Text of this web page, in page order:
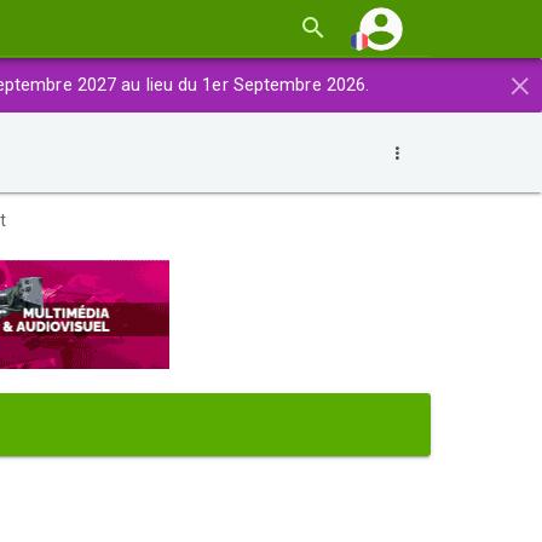
×
2027 au lieu du 1er Septembre 2026.